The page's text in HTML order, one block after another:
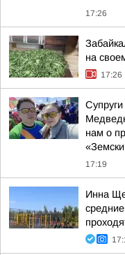
17:26
на
17:26
нам о
17:19
Инна